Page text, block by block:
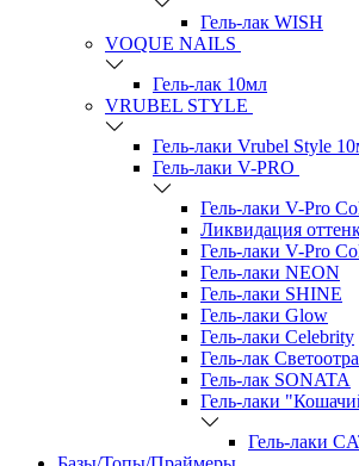
Гель-лак WISH
VOQUE NAILS
Гель-лак 10мл
VRUBEL STYLE
Гель-лаки Vrubel Style
Гель-лаки V-PRO
Гель-лаки V-Pro
Ликвидация
Гель-лаки V-Pro
Гель-лаки NEON
Гель-лаки SHINE
Гель-лаки Glow
Гель-лаки Celebrity
Гель-лак
Гель-лак SONATA
Гель-лаки
Гель-лаки